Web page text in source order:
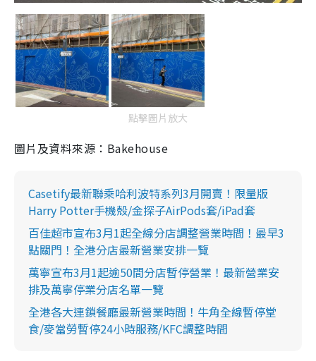
點擊圖片放大
圖片及資料來源：Bakehouse
Casetify最新聯乘哈利波特系列3月開賣！限量版
Harry Potter手機殼/金探子AirPods套/iPad套
百佳超市宣布3月1起全線分店調整營業時間！最早3
點關門！全港分店最新營業安排一覽
萬寧宣布3月1起逾50間分店暫停營業！最新營業安
排及萬寧停業分店名單一覽
全港各大連鎖餐廳最新營業時間！牛角全線暫停堂
食/麥當勞暫停24小時服務/KFC調整時間